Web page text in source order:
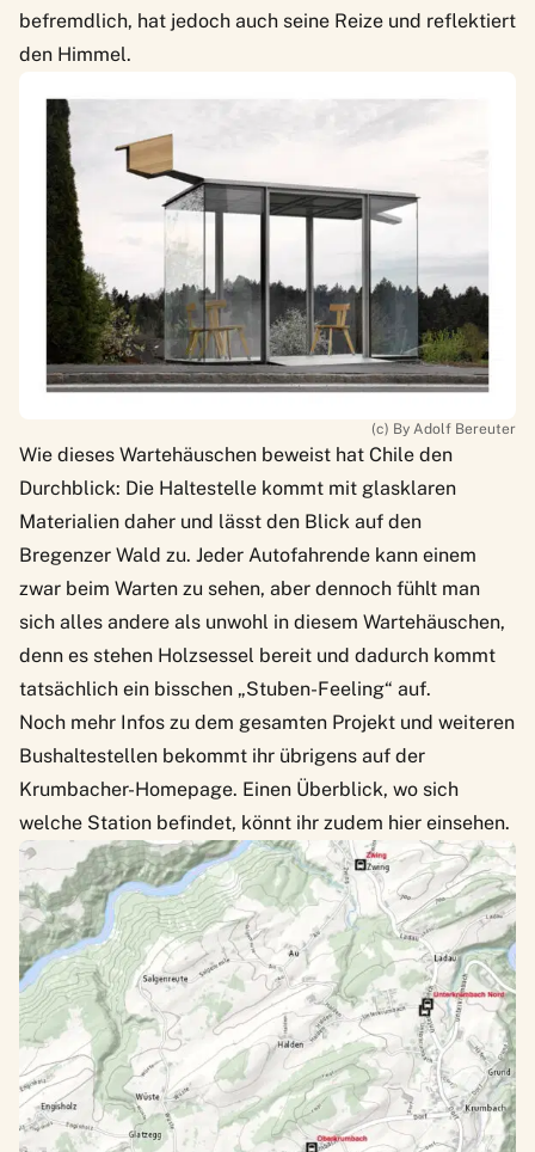
befremdlich, hat jedoch auch seine Reize und reflektiert
den Himmel.
(c) By Adolf Bereuter
Wie dieses Wartehäuschen beweist hat Chile den
Durchblick: Die Haltestelle kommt mit glasklaren
Materialien daher und lässt den Blick auf den
Bregenzer Wald zu. Jeder Autofahrende kann einem
zwar beim Warten zu sehen, aber dennoch fühlt man
sich alles andere als unwohl in diesem Wartehäuschen,
denn es stehen Holzsessel bereit und dadurch kommt
tatsächlich ein bisschen „Stuben-Feeling“ auf.
Noch mehr Infos zu dem gesamten Projekt und weiteren
Bushaltestellen bekommt ihr übrigens auf der
Krumbacher-Homepage. Einen Überblick, wo sich
welche Station befindet, könnt ihr zudem hier einsehen.